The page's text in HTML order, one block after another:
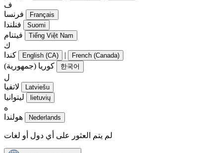
ف
فرنسا
Français
فنلندا Suomi
فيتنام Tiếng Việt Nam
ك
كندا
English (CA) | French (Canada)
كوريا (جمهورية) 한국어
ل
لاتفيا
Latviešu
ليتوانيا lietuvių
ه
هولندا
Nederlands
لم يتم العثور على أي دول أو لغات